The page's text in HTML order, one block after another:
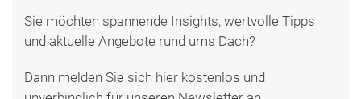
Sie möchten spannende Insights, wertvolle Tipps
und aktuelle Angebote rund ums Dach?
Dann melden Sie sich hier kostenlos und